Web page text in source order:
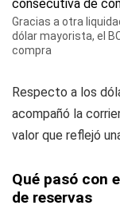
Gracias a otra
dólar mayorista, el
compra
Respecto a los
acompañó la
valor que reflejó
Qué pasó con
de reservas